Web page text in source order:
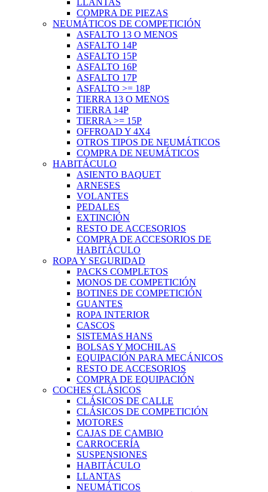
LLANTAS
COMPRA DE PIEZAS
NEUMÁTICOS DE COMPETICIÓN
ASFALTO 13 O MENOS
ASFALTO 14P
ASFALTO 15P
ASFALTO 16P
ASFALTO 17P
ASFALTO >= 18P
TIERRA 13 O MENOS
TIERRA 14P
TIERRA >= 15P
OFFROAD Y 4X4
OTROS TIPOS DE NEUMÁTICOS
COMPRA DE NEUMÁTICOS
HABITÁCULO
ASIENTO BAQUET
ARNESES
VOLANTES
PEDALES
EXTINCIÓN
RESTO DE ACCESORIOS
COMPRA DE ACCESORIOS DE
HABITÁCULO
ROPA Y SEGURIDAD
PACKS COMPLETOS
MONOS DE COMPETICIÓN
BOTINES DE COMPETICIÓN
GUANTES
ROPA INTERIOR
CASCOS
SISTEMAS HANS
BOLSAS Y MOCHILAS
EQUIPACIÓN PARA MECÁNICOS
RESTO DE ACCESORIOS
COMPRA DE EQUIPACIÓN
COCHES CLÁSICOS
CLÁSICOS DE CALLE
CLÁSICOS DE COMPETICIÓN
MOTORES
CAJAS DE CAMBIO
CARROCERÍA
SUSPENSIONES
HABITÁCULO
LLANTAS
NEUMÁTICOS